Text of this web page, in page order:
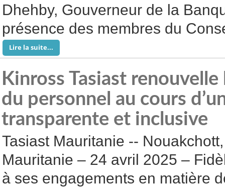
Dhehby, Gouverneur de la
présence des membres du
Lire la suite...
Kinross Tasiast
du personnel au cours
transparente et inclusive
Tasiast Mauritanie -- Nouakchott,
Mauritanie – 24 avril 2025 –
à ses engagements en matière